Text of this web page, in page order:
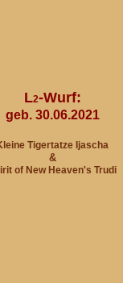
L2-Wurf:
geb. 30.06.2021
Tigertatze Ijascha
&
of New Heaven's Trudi